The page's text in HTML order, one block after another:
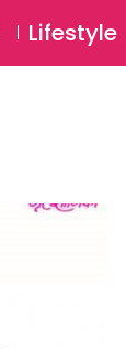
Lifestyle